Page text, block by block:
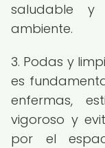
saludable y
ambiente.
3. Podas y
es
enfermas,
vigoroso y
por el